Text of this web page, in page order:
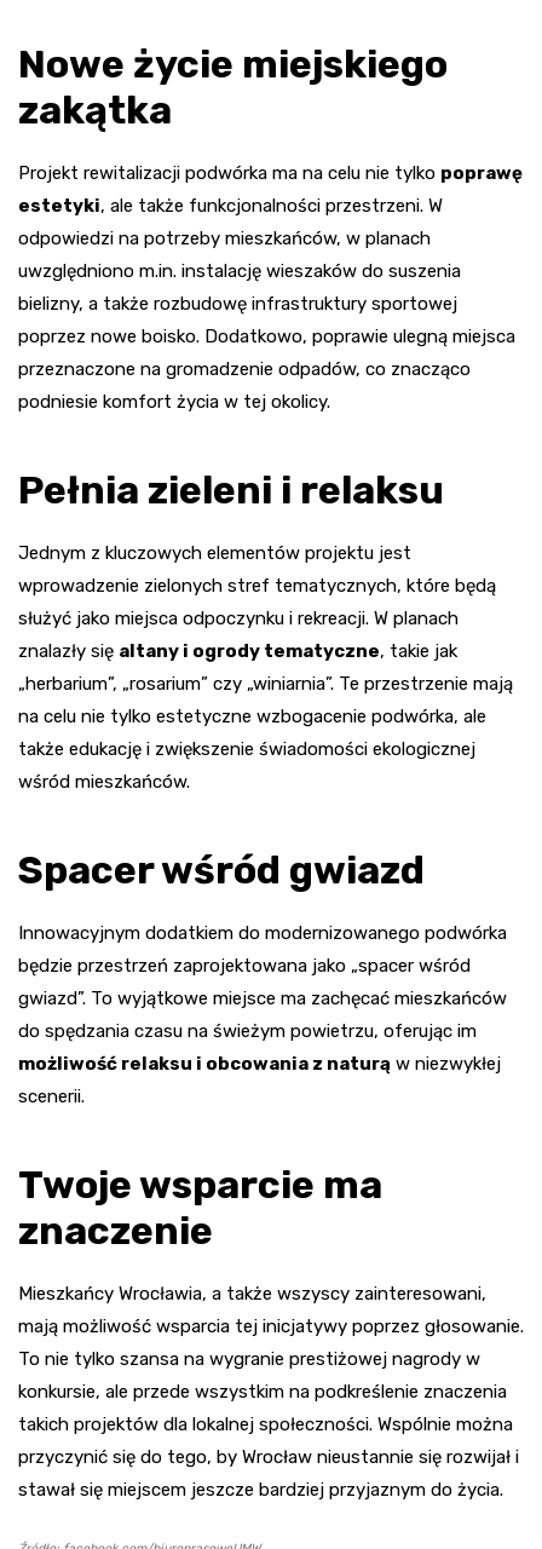
Nowe życie miejskiego
zakątka
Projekt rewitalizacji podwórka ma na celu nie tylko poprawę
estetyki, ale także funkcjonalności przestrzeni. W
odpowiedzi na potrzeby mieszkańców, w planach
uwzględniono m.in. instalację wieszaków do suszenia
bielizny, a także rozbudowę infrastruktury sportowej
poprzez nowe boisko. Dodatkowo, poprawie ulegną miejsca
przeznaczone na gromadzenie odpadów, co znacząco
podniesie komfort życia w tej okolicy.
Pełnia zieleni i relaksu
Jednym z kluczowych elementów projektu jest
wprowadzenie zielonych stref tematycznych, które będą
służyć jako miejsca odpoczynku i rekreacji. W planach
znalazły się altany i ogrody tematyczne, takie jak
„herbarium”, „rosarium” czy „winiarnia”. Te przestrzenie mają
na celu nie tylko estetyczne wzbogacenie podwórka, ale
także edukację i zwiększenie świadomości ekologicznej
wśród mieszkańców.
Spacer wśród gwiazd
Innowacyjnym dodatkiem do modernizowanego podwórka
będzie przestrzeń zaprojektowana jako „spacer wśród
gwiazd”. To wyjątkowe miejsce ma zachęcać mieszkańców
do spędzania czasu na świeżym powietrzu, oferując im
możliwość relaksu i obcowania z naturą w niezwykłej
scenerii.
Twoje wsparcie ma
znaczenie
Mieszkańcy Wrocławia, a także wszyscy zainteresowani,
mają możliwość wsparcia tej inicjatywy poprzez głosowanie.
To nie tylko szansa na wygranie prestiżowej nagrody w
konkursie, ale przede wszystkim na podkreślenie znaczenia
takich projektów dla lokalnej społeczności. Wspólnie można
przyczynić się do tego, by Wrocław nieustannie się rozwijał i
stawał się miejscem jeszcze bardziej przyjaznym do życia.